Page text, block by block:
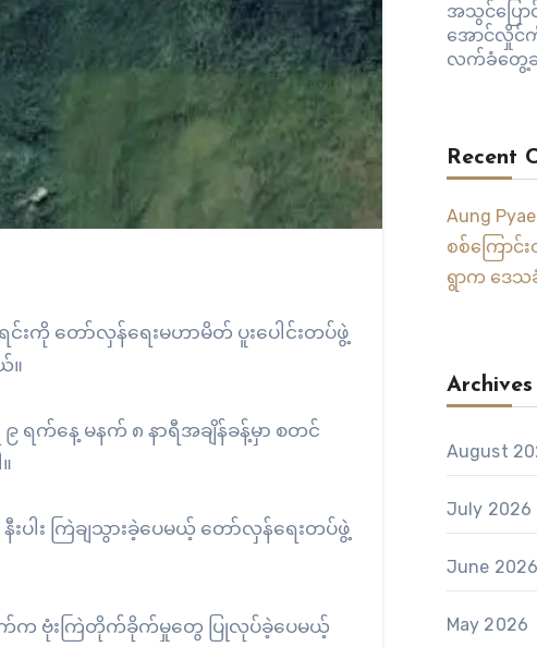
းကို တော်လှန်ရေးမဟာမိတ် ပူးပေါင်းတပ်ဖွဲ့
။
ရက်နေ့ မနက် ၈ နာရီအချိန်ခန့်မှာ စတင်
ါး ကြဲချသွားခဲ့ပေမယ့် တော်လှန်ရေးတပ်ဖွဲ့
က ဗုံးကြဲတိုက်ခိုက်မှုတွေ ပြုလုပ်ခဲ့ပေမယ့်
အသွင်ပြော
အောင်လှိုင်
လက်ခံတွေ့
Recent
Aung
စစ်ကြောင်
ရွာက ဒေသ
Archives
August
July 2026
June 2026
May 2026